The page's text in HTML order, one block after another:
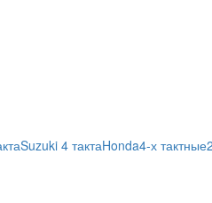
Suzuki 4 тактаHonda4-х тактные